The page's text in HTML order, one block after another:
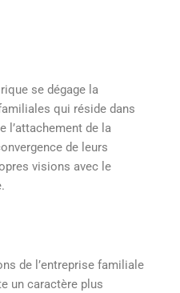
se dégage la
qui réside dans
l’attachement de la
de leurs
visions avec le
de l’entreprise familiale
un caractère plus